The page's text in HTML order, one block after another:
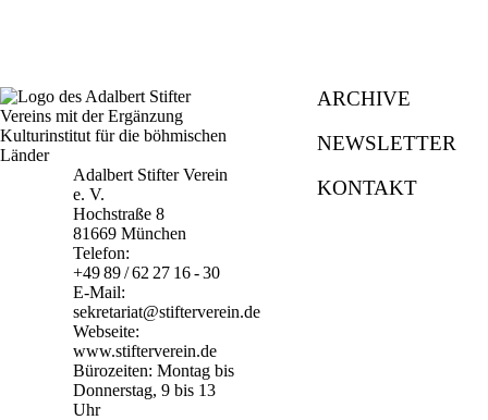
Adalbert Stifter Verein
e. V.
Hochstraße 8
81669 München
Telefon:
+49 89 / 62 27 16 - 30
E-Mail:
sekretariat@stifterverein.de
Webseite:
www.stifterverein.de
Bürozeiten: Montag bis
Donnerstag, 9 bis 13
Uhr
ARCHIVE
NEWSLETTER
KONTAKT